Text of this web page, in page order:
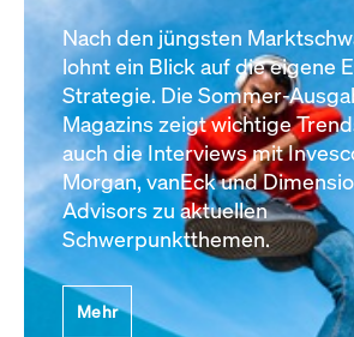
Nach den jüngsten
lohnt ein Blick auf die eigene
Strategie. Die Sommer-
Magazins zeigt wichtige
auch die Interviews mit
Morgan, vanEck und
Advisors zu aktuellen
Schwerpunktthemen.
Mehr